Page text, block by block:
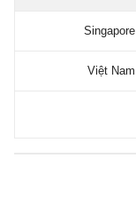
Singapore
Việt Nam